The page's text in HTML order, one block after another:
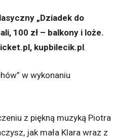
„Dziadek do
100 zł – balkony i loże.
kupbilecik.pl.
w wykonaniu
z piękną muzyką Piotra
jak mała Klara wraz z